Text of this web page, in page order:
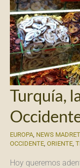
Turquía,
EUROPA NEWS
OCCIDENTE ORIENTE
Hoy queremos